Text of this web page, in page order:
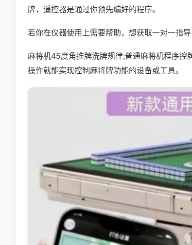
牌，遥控器是通过你预先编好的程序。
若你在仪器使用上需要帮助，想获取一对一指
麻将机45度角推牌洗牌规律;普通麻将机程序
操作就能实现控制麻将牌功能的设备或工具。